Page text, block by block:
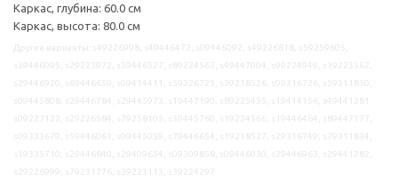
Каркас, глубина: 60.0 см
Каркас, высота: 80.0 см